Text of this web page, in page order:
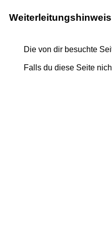
Weiterleitungshinweis
Die von dir besuchte
Falls du diese Seite